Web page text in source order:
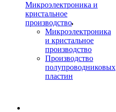
Микроэлектроника и
кристальное
производство
Микроэлектроника
и кристальное
производство
Производство
полупроводниковых
пластин